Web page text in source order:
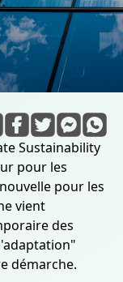
Sustainability
pour les
pour les
vient
des
démarche.